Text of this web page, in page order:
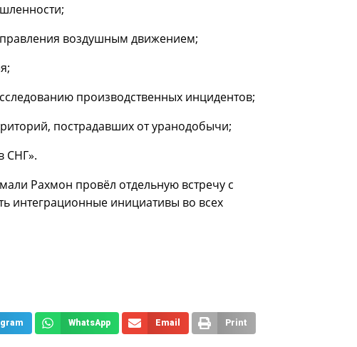
воздушным движением;
производственных инцидентов;
пострадавших от уранодобычи;
СНГ».
Рахмон провёл отдельную встречу с
интеграционные инициативы во всех
WhatsApp Email Print